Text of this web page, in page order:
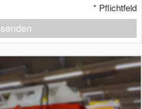
* Pflichtfeld